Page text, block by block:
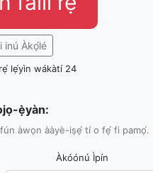
inú Àkọ́lé
lẹ́yìn wákàtí 24
ẹ̀yàn:
àwọn ààyè-iṣẹ́ tí o fẹ́ fi pamọ́.
Àkóónú Ìpín